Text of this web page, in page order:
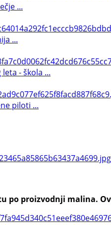
...
...
- škola ...
piloti ...
po proizvodnji malina.